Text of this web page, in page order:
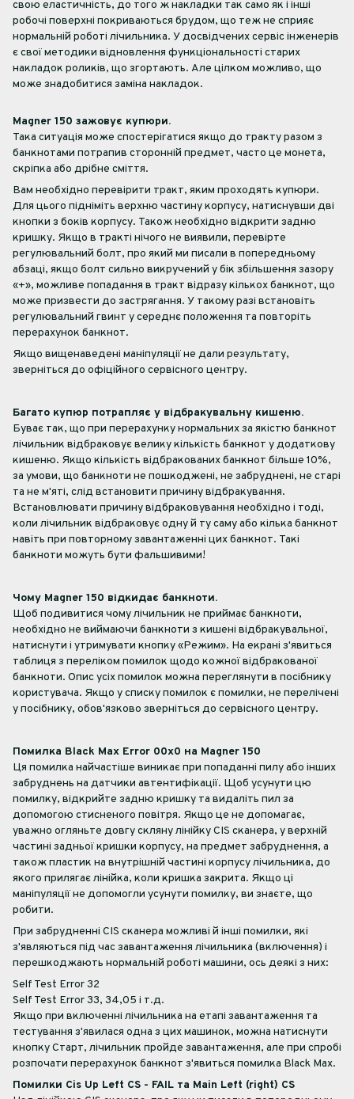
свою еластичність, до того ж накладки так само як і інші
робочі поверхні покриваються брудом, що теж не сприяє
нормальній роботі лічильника. У досвідчених сервіс інженерів
є свої методики відновлення функціональності старих
накладок роликів, що згортають. Але цілком можливо, що
може знадобитися заміна накладок.
Magner 150 зажовує купюри.
Така ситуація може спостерігатися якщо до тракту разом з
банкнотами потрапив сторонній предмет, часто це монета,
скріпка або дрібне сміття.
Вам необхідно перевірити тракт, яким проходять купюри.
Для цього підніміть верхню частину корпусу, натиснувши дві
кнопки з боків корпусу. Також необхідно відкрити задню
кришку. Якщо в тракті нічого не виявили, перевірте
регулювальний болт, про який ми писали в попередньому
абзаці, якщо болт сильно викручений у бік збільшення зазору
«+», можливе попадання в тракт відразу кількох банкнот, що
може призвести до застрягання. У такому разі встановіть
регулювальний гвинт у середнє положення та повторіть
перерахунок банкнот.
Якщо вищенаведені маніпуляції не дали результату,
зверніться до офіційного сервісного центру.
Багато купюр потрапляє у відбракувальну кишеню.
Буває так, що при перерахунку нормальних за якістю банкнот
лічильник відбраковує велику кількість банкнот у додаткову
кишеню. Якщо кількість відбракованих банкнот більше 10%,
за умови, що банкноти не пошкоджені, не забруднені, не старі
та не м'яті, слід встановити причину відбракування.
Встановлювати причину відбраковування необхідно і тоді,
коли лічильник відбраковує одну й ту саму або кілька банкнот
навіть при повторному завантаженні цих банкнот. Такі
банкноти можуть бути фальшивими!
Чому Magner 150 відкидає банкноти.
Щоб подивитися чому лічильник не приймає банкноти,
необхідно не виймаючи банкноти з кишені відбракувальної,
натиснути і утримувати кнопку «Режим». На екрані з'явиться
таблиця з переліком помилок щодо кожної відбракованої
банкноти. Опис усіх помилок можна переглянути в посібнику
користувача. Якщо у списку помилок є помилки, не перелічені
у посібнику, обов'язково зверніться до сервісного центру.
Помилка Black Max Error 00x0 на Magner 150
Ця помилка найчастіше виникає при попаданні пилу або інших
забруднень на датчики автентифікації. Щоб усунути цю
помилку, відкрийте задню кришку та видаліть пил за
допомогою стисненого повітря. Якщо це не допомагає,
уважно огляньте довгу скляну лінійку CIS сканера, у верхній
частині задньої кришки корпусу, на предмет забруднення, а
також пластик на внутрішній частині корпусу лічильника, до
якого прилягає лінійка, коли кришка закрита. Якщо ці
маніпуляції не допомогли усунути помилку, ви знаєте, що
робити.
При забрудненні CIS сканера можливі й інші помилки, які
з'являються під час завантаження лічильника (включення) і
перешкоджають нормальній роботі машини, ось деякі з них:
Self Test Error 32
Self Test Error 33, 34,05 і т.д.
Якщо при включенні лічильника на етапі завантаження та
тестування з'явилася одна з цих машинок, можна натиснути
кнопку Старт, лічильник пройде завантаження, але при спробі
розпочати перерахунок банкнот з'явиться помилка Black Max.
Помилки Cis Up Left CS - FAIL та Main Left (right) CS